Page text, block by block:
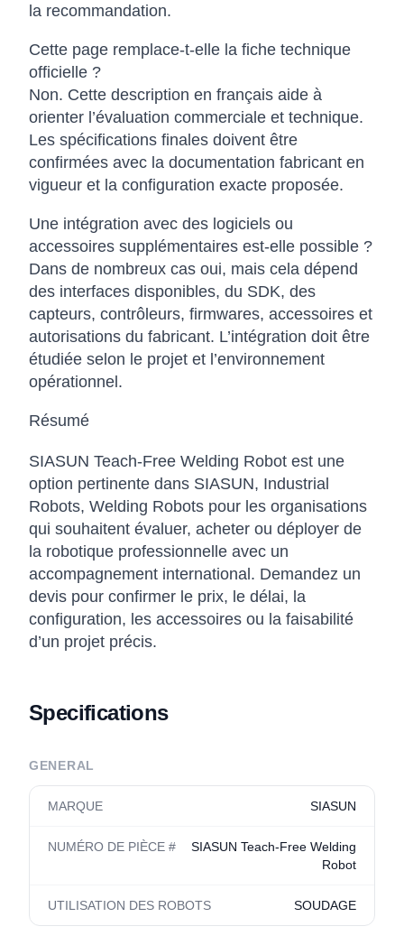
la recommandation.
Cette page remplace-t-elle la fiche technique
officielle ?
Non. Cette description en français aide à
orienter l’évaluation commerciale et technique.
Les spécifications finales doivent être
confirmées avec la documentation fabricant en
vigueur et la configuration exacte proposée.
Une intégration avec des logiciels ou
accessoires supplémentaires est-elle possible ?
Dans de nombreux cas oui, mais cela dépend
des interfaces disponibles, du SDK, des
capteurs, contrôleurs, firmwares, accessoires et
autorisations du fabricant. L’intégration doit être
étudiée selon le projet et l’environnement
opérationnel.
Résumé
SIASUN Teach-Free Welding Robot est une
option pertinente dans SIASUN, Industrial
Robots, Welding Robots pour les organisations
qui souhaitent évaluer, acheter ou déployer de
la robotique professionnelle avec un
accompagnement international. Demandez un
devis pour confirmer le prix, le délai, la
configuration, les accessoires ou la faisabilité
d’un projet précis.
Specifications
GENERAL
MARQUE SIASUN
NUMÉRO DE PIÈCE #
SIASUN Teach-Free Welding
Robot
UTILISATION DES ROBOTS SOUDAGE